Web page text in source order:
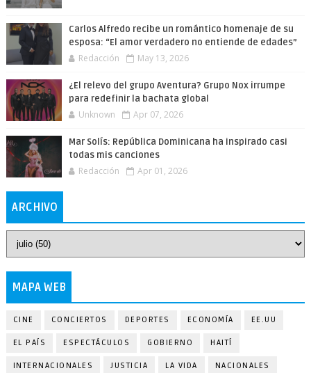
Carlos Alfredo recibe un romántico homenaje de su
esposa: “El amor verdadero no entiende de edades”
Redacción May 13, 2026
¿El relevo del grupo Aventura? Grupo Nox irrumpe
para redefinir la bachata global
Unknown Apr 07, 2026
Mar Solís: República Dominicana ha inspirado casi
todas mis canciones
Redacción Apr 01, 2026
ARCHIVO
MAPA WEB
CINE CONCIERTOS DEPORTES ECONOMÍA EE.UU
EL PAÍS ESPECTÁCULOS GOBIERNO HAITÍ
INTERNACIONALES JUSTICIA LA VIDA NACIONALES